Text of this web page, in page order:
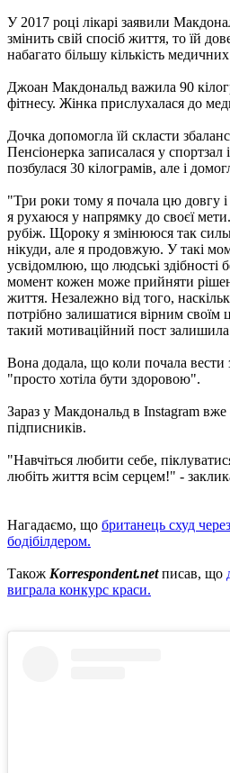
У 2017 році лікарі заявили
змінить свій спосіб життя, то їй
набагато більшу кількість
Джоан Макдональд важила 90
фітнесу. Жінка прислухалася до
Дочка допомогла їй скласти
Пенсіонерка записалася у спортзал
позбулася 30 кілограмів, але і
"Три роки тому я почала цю довгу
я рухаюся у напрямку до своєї
рубіж. Щороку я змінююся так
нікуди, але я продовжую. У такі
усвідомлюю, що людські здібності
момент кожен може прийняти
життя. Незалежно від того,
потрібно залишатися вірним своїм
такий мотиваційний пост
Вона додала, що коли почала вести
"просто хотіла бути здоровою".
Зараз у Макдональд в Instagram
підписників.
"Навчіться любити себе,
любіть життя всім серцем!" -
Нагадаємо, що британець схуд
бодібілдером.
Також Korrespondent.netписав, що
виграла конкурс краси.